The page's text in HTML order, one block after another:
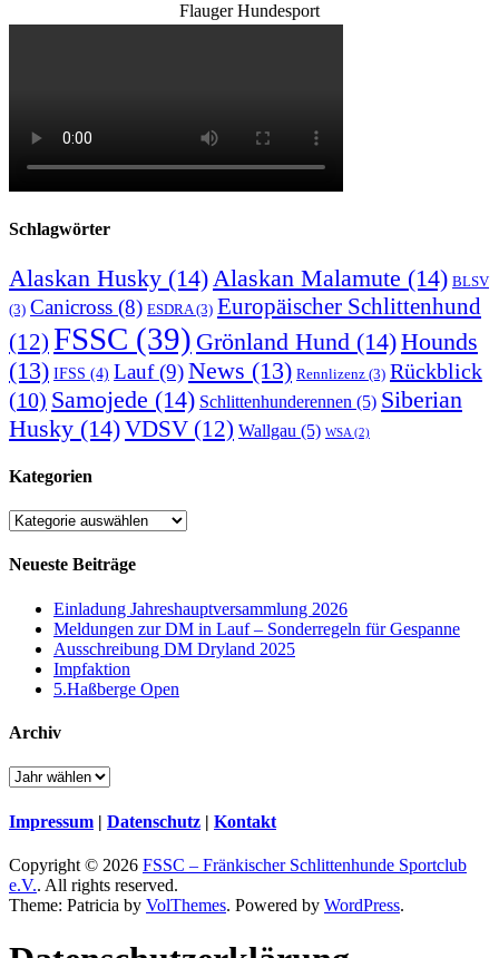
Flauger Hundesport
Schlagwörter
Alaskan Husky (14) Alaskan Malamute (14) BLSV
(3) Canicross (8) ESDRA (3) Europäischer Schlittenhund
(12) FSSC (39) Grönland Hund (14)Hounds
(13) IFSS (4) Lauf(9)News (13) Rennlizenz (3) Rückblick
(10) Samojede (14) Schlittenhunderennen (5) Siberian
Husky (14)VDSV (12) Wallgau (5) WSA (2)
Kategorien
Kategorien
Neueste Beiträge
Einladung Jahreshauptversammlung 2026
Meldungen zur DM in Lauf – Sonderregeln für Gespanne
Ausschreibung DM Dryland 2025
Impfaktion
5.Haßberge Open
Archiv
Impressum | Datenschutz | Kontakt
Copyright © 2026 FSSC – Fränkischer Schlittenhunde Sportclub
e.V.. All rights reserved.
Theme: Patricia by VolThemes. Powered by WordPress.